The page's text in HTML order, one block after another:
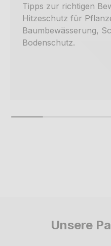
Tipps zur richtigen
Hitzeschutz für
Baumbewässerung,
Bodenschutz.
Unsere